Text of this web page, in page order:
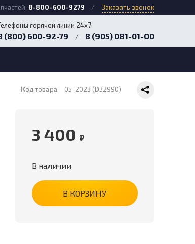
8-800-600-9279 / Заказать звонок
горячей линии 24х7:
(800) 600-92-79 / 8 (905) 081-01-00
Код товара: 05-2023 (D32990)
3 400 ₽
В наличии
В КОРЗИНУ